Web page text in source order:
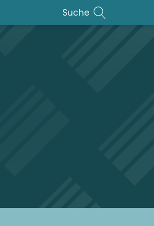
Suche